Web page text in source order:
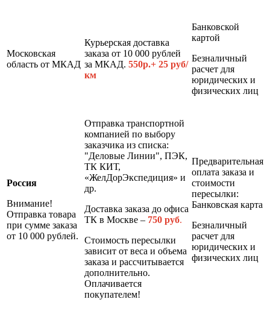
Московская
область от МКАД
Курьерская доставка
заказа от 10 000 рублей
за МКАД. 550р.+ 25 руб/
км
Банковской
картой
Безналичный
расчет для
юридических и
физических лиц
Россия
Внимание!
Отправка товара
при сумме заказа
от 10 000 рублей.
Отправка транспортной
компанией по выбору
заказчика из списка:
"Деловые Линии", ПЭК,
ТК КИТ,
«ЖелДорЭкспедиция» и
др.
Доставка заказа до офиса
ТК в Москве – 750 руб.
Стоимость пересылки
зависит от веса и объема
заказа и рассчитывается
дополнительно.
Оплачивается
покупателем!
Предварительная
оплата заказа и
стоимости
пересылки:
Банковская карта
Безналичный
расчет для
юридических и
физических лиц